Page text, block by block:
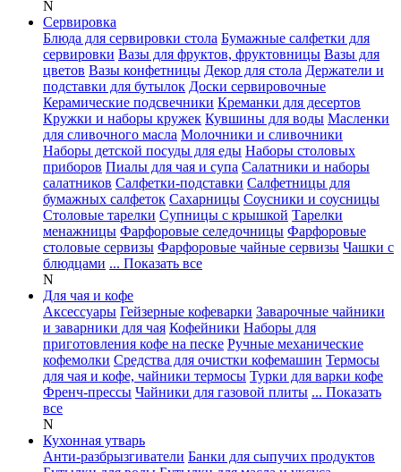
N
Сервировка
Блюда для сервировки стола Бумажные салфетки для
сервировки Вазы для фруктов, фруктовницы Вазы для
цветов Вазы конфетницы Декор для стола Держатели и
подставки для бутылок Доски сервировочные
Керамические подсвечники Креманки для десертов
Кружки и наборы кружек Кувшины для воды Масленки
для сливочного масла Молочники и сливочники
Наборы детской посуды для еды Наборы столовых
приборов Пиалы для чая и супа Салатники и наборы
салатников Салфетки-подставки Салфетницы для
бумажных салфеток Сахарницы Соусники и соусницы
Столовые тарелки Супницы с крышкой Тарелки
менажницы Фарфоровые селедочницы Фарфоровые
столовые сервизы Фарфоровые чайные сервизы Чашки с
блюдцами ... Показать все
N
Для чая и кофе
Аксессуары Гейзерные кофеварки Заварочные чайники
и заварники для чая Кофейники Наборы для
приготовления кофе на песке Ручные механические
кофемолки Средства для очистки кофемашин Термосы
для чая и кофе, чайники термосы Турки для варки кофе
Френч-прессы Чайники для газовой плиты ... Показать
все
N
Кухонная утварь
Анти-разбрызгиватели Банки для сыпучих продуктов